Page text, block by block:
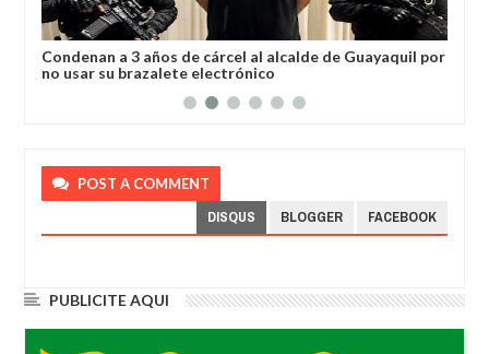
Condenan a 3 años de cárcel al alcalde de Guayaquil por
no usar su brazalete electrónico
POST A COMMENT
DISQUS BLOGGER FACEBOOK
PUBLICITE AQUI